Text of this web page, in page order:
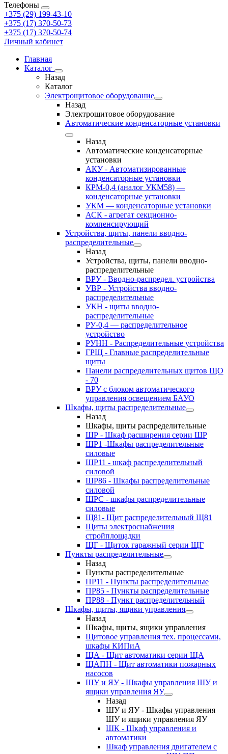
Телефоны
+375 (29) 199-43-10
+375 (17) 370-50-73
+375 (17) 370-50-74
Личный кабинет
Главная
Каталог
Назад
Каталог
Электрощитовое оборудование
Назад
Электрощитовое оборудование
Автоматические конденсаторные установки
Назад
Автоматические конденсаторные
установки
АКУ - Автоматизированные
конденсаторные установки
КРМ-0,4 (аналог УКМ58) —
конденсаторные установки
УКМ — конденсаторные установки
АСК - агрегат секционно-
компенсирующий
Устройства, щиты, панели вводно-
распределительные
Назад
Устройства, щиты, панели вводно-
распределительные
ВРУ - Вводно-распредел. устройства
УВР - Устройства вводно-
распределительные
УКН - щиты вводно-
распределительные
РУ-0,4 — распределительное
устройство
РУНН - Распределительные устройства
ГРЩ - Главные распределительные
щиты
Панели распределительных щитов ЩО
- 70
ВРУ с блоком автоматического
управления освещением БАУО
Шкафы, щиты распределительные
Назад
Шкафы, щиты распределительные
ШР - Шкаф расширения серии ШР
ШР1 -Шкафы распределительные
силовые
ШР11 - шкаф распределительный
силовой
ШР86 - Шкафы распределительные
силовой
ШРС - шкафы распределительные
силовые
Щ81- Щит распределительный Щ81
Щиты электроснабжения
стройплощадки
ЩГ - Щиток гаражный серии ЩГ
Пункты распределительные
Назад
Пункты распределительные
ПР11 - Пункты распределительные
ПР85 - Пункты распределительные
ПР88 - Пункт распределительный
Шкафы, щиты, ящики управления
Назад
Шкафы, щиты, ящики управления
Щитовое управления тех. процессами,
шкафы КИПиА
ЩА - Щит автоматики серии ЩА
ЩАПН - Щит автоматики пожарных
насосов
ШУ и ЯУ - Шкафы управления ШУ и
ящики управления ЯУ
Назад
ШУ и ЯУ - Шкафы управления
ШУ и ящики управления ЯУ
ШК - Шкаф управления и
автоматики
Шкаф управления двигателем с